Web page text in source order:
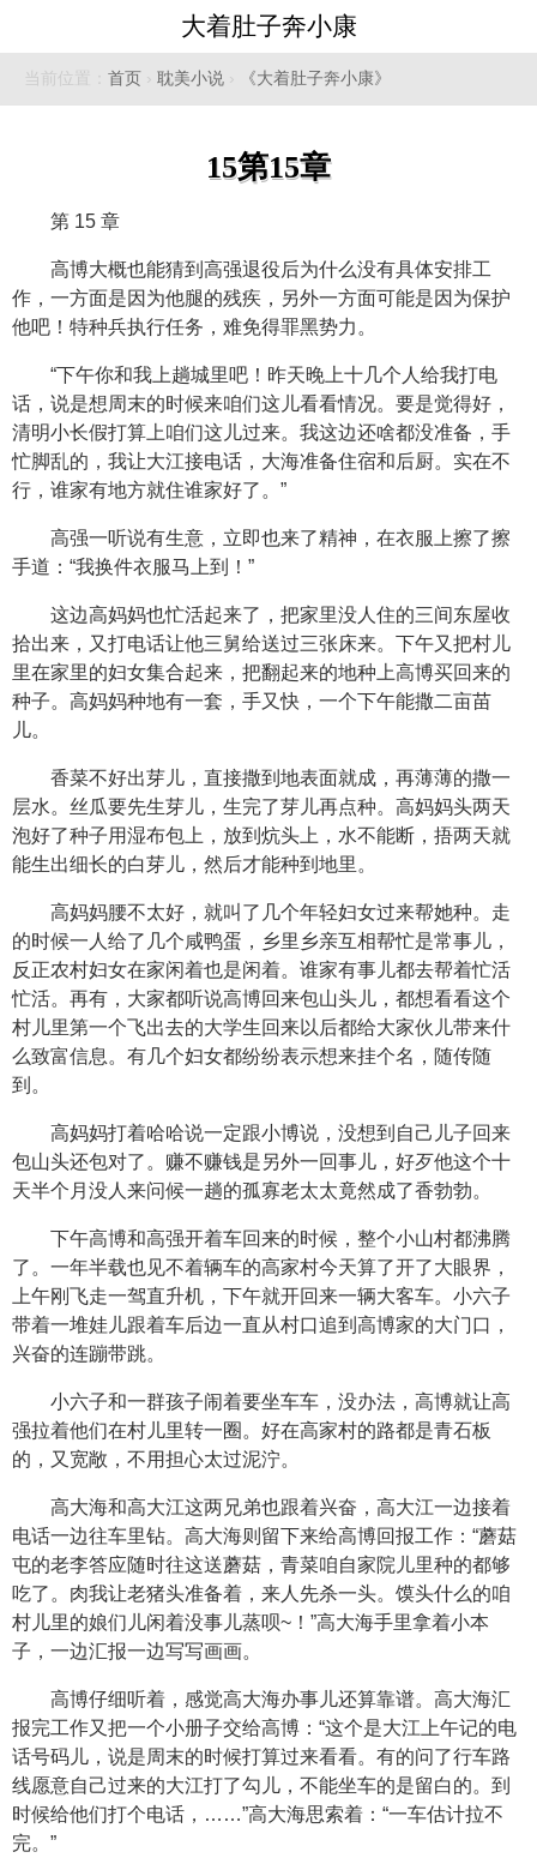
大着肚子奔小康
当前位置： 首页 › 耽美小说 › 《大着肚子奔小康》
15第15章
第 15 章
高博大概也能猜到高强退役后为什么没有具体安排工
作，一方面是因为他腿的残疾，另外一方面可能是因为保护
他吧！特种兵执行任务，难免得罪黑势力。
“下午你和我上趟城里吧！昨天晚上十几个人给我打电
话，说是想周末的时候来咱们这儿看看情况。要是觉得好，
清明小长假打算上咱们这儿过来。我这边还啥都没准备，手
忙脚乱的，我让大江接电话，大海准备住宿和后厨。实在不
行，谁家有地方就住谁家好了。”
高强一听说有生意，立即也来了精神，在衣服上擦了擦
手道：“我换件衣服马上到！”
这边高妈妈也忙活起来了，把家里没人住的三间东屋收
拾出来，又打电话让他三舅给送过三张床来。下午又把村儿
里在家里的妇女集合起来，把翻起来的地种上高博买回来的
种子。高妈妈种地有一套，手又快，一个下午能撒二亩苗
儿。
香菜不好出芽儿，直接撒到地表面就成，再薄薄的撒一
层水。丝瓜要先生芽儿，生完了芽儿再点种。高妈妈头两天
泡好了种子用湿布包上，放到炕头上，水不能断，捂两天就
能生出细长的白芽儿，然后才能种到地里。
高妈妈腰不太好，就叫了几个年轻妇女过来帮她种。走
的时候一人给了几个咸鸭蛋，乡里乡亲互相帮忙是常事儿，
反正农村妇女在家闲着也是闲着。谁家有事儿都去帮着忙活
忙活。再有，大家都听说高博回来包山头儿，都想看看这个
村儿里第一个飞出去的大学生回来以后都给大家伙儿带来什
么致富信息。有几个妇女都纷纷表示想来挂个名，随传随
到。
高妈妈打着哈哈说一定跟小博说，没想到自己儿子回来
包山头还包对了。赚不赚钱是另外一回事儿，好歹他这个十
天半个月没人来问候一趟的孤寡老太太竟然成了香勃勃。
下午高博和高强开着车回来的时候，整个小山村都沸腾
了。一年半载也见不着辆车的高家村今天算了开了大眼界，
上午刚飞走一驾直升机，下午就开回来一辆大客车。小六子
带着一堆娃儿跟着车后边一直从村口追到高博家的大门口，
兴奋的连蹦带跳。
小六子和一群孩子闹着要坐车车，没办法，高博就让高
强拉着他们在村儿里转一圈。好在高家村的路都是青石板
的，又宽敞，不用担心太过泥泞。
高大海和高大江这两兄弟也跟着兴奋，高大江一边接着
电话一边往车里钻。高大海则留下来给高博回报工作：“蘑菇
屯的老李答应随时往这送蘑菇，青菜咱自家院儿里种的都够
吃了。肉我让老猪头准备着，来人先杀一头。馍头什么的咱
村儿里的娘们儿闲着没事儿蒸呗~！”高大海手里拿着小本
子，一边汇报一边写写画画。
高博仔细听着，感觉高大海办事儿还算靠谱。高大海汇
报完工作又把一个小册子交给高博：“这个是大江上午记的电
话号码儿，说是周末的时候打算过来看看。有的问了行车路
线愿意自己过来的大江打了勾儿，不能坐车的是留白的。到
时候给他们打个电话，……”高大海思索着：“一车估计拉不
完。”